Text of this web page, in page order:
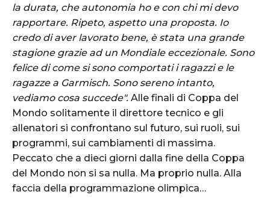
la durata, che autonomia ho e con chi mi devo
rapportare. Ripeto, aspetto una proposta. Io
credo di aver lavorato bene, è stata una grande
stagione grazie ad un Mondiale eccezionale. Sono
felice di come si sono comportati i ragazzi e le
ragazze a Garmisch. Sono sereno intanto,
vediamo cosa succede". Alle finali di Coppa del
Mondo solitamente il direttore tecnico e gli
allenatori si confrontano sul futuro, sui ruoli, sui
programmi, sui cambiamenti di massima.
Peccato che a dieci giorni dalla fine della Coppa
del Mondo non si sa nulla. Ma proprio nulla. Alla
faccia della programmazione olimpica…